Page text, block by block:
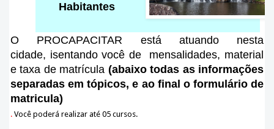
Habitantes
O PROCAPACITAR está atuando nesta
cidade, isentando você de mensalidades, material
e taxa de matrícula (abaixo todas as informações
separadas em tópicos, e ao final o formulário de
matricula)
. Você poderá realizar até 05 cursos.